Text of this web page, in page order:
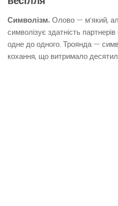
Символізм. Олово — м’який,
символізує здатність
одне до одного. Троянда —
кохання, що витримало